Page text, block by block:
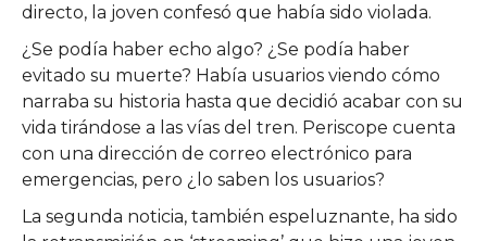
directo, la joven confesó que había sido violada.
¿Se podía haber echo algo? ¿Se podía haber
evitado su muerte? Había usuarios viendo cómo
narraba su historia hasta que decidió acabar con su
vida tirándose a las vías del tren. Periscope cuenta
con una dirección de correo electrónico para
emergencias, pero ¿lo saben los usuarios?
La segunda noticia, también espeluznante, ha sido